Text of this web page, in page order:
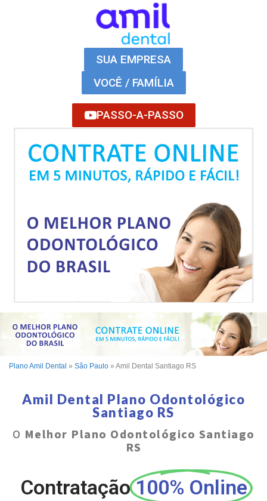
SUA EMPRESA
VOCÊ / FAMÍLIA
PASSO-A-PASSO
Plano Amil Dental » São Paulo » Amil Dental Santiago RS
Amil Dental Plano Odontológico
Santiago RS
O Melhor Plano Odontológico Santiago
RS
Contratação 100% Online